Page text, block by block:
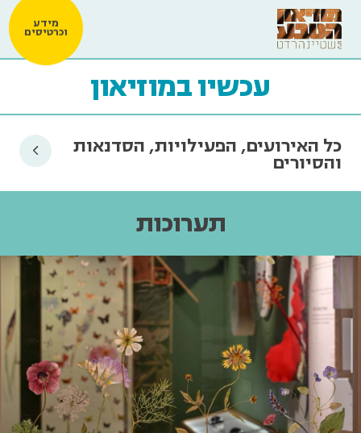
מידע
וכרטיסים
עכשיו במוזיאון
כל האירועים, הפעילויות, הסדנאות
והסיורים
תערוכות